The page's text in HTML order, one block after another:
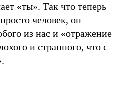
«ты». Так что теперь
человек, он —
из нас и «отражение
и странного, что с